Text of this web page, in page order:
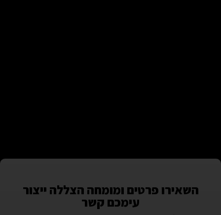
השאירו פרטים ומומחה הצללה ייצור
עימכם קשר